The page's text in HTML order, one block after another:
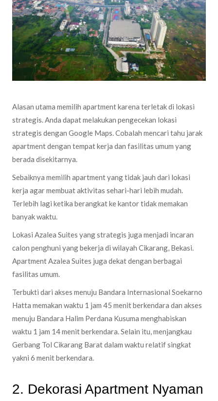
Alasan utama memilih apartment karena terletak di lokasi
strategis. Anda dapat melakukan pengecekan lokasi
strategis dengan Google Maps. Cobalah mencari tahu jarak
apartment dengan tempat kerja dan fasilitas umum yang
berada disekitarnya.
Sebaiknya memilih apartment yang tidak jauh dari lokasi
kerja agar membuat aktivitas sehari-hari lebih mudah.
Terlebih lagi ketika berangkat ke kantor tidak memakan
banyak waktu.
Lokasi Azalea Suites yang strategis juga menjadi incaran
calon penghuni yang bekerja di wilayah Cikarang, Bekasi.
Apartment Azalea Suites juga dekat dengan berbagai
fasilitas umum.
Terbukti dari akses menuju Bandara Internasional Soekarno
Hatta memakan waktu 1 jam 45 menit berkendara dan akses
menuju Bandara Halim Perdana Kusuma menghabiskan
waktu 1 jam 14 menit berkendara. Selain itu, menjangkau
Gerbang Tol Cikarang Barat dalam waktu relatif singkat
yakni 6 menit berkendara.
2. Dekorasi Apartment Nyaman